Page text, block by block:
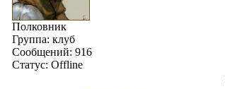
Полковник
Группа: клуб
Сообщений: 916
Статус: Offline